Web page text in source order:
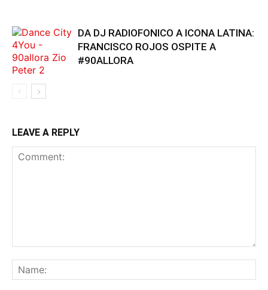
DA DJ RADIOFONICO A ICONA LATINA:
FRANCISCO ROJOS OSPITE A
#90ALLORA
LEAVE A REPLY